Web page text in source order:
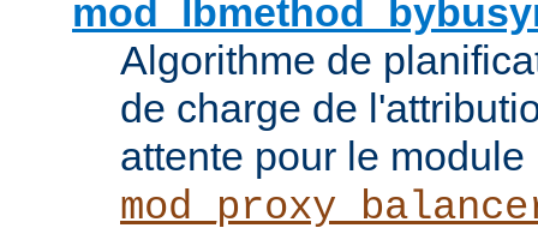
Algorithme de
de charge de
attente pour le module